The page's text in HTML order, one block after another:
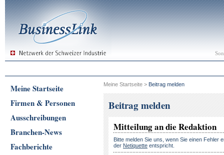
Meine Startseite
Firmen & Personen
Ausschreibungen
Branchen-News
Fachberichte
Meine Startseite > Beitrag melden
Beitrag melden
Mitteilung an die Redaktion
Bitte melden Sie uns, wenn Sie einen Fehler
der Netiquette entspricht.